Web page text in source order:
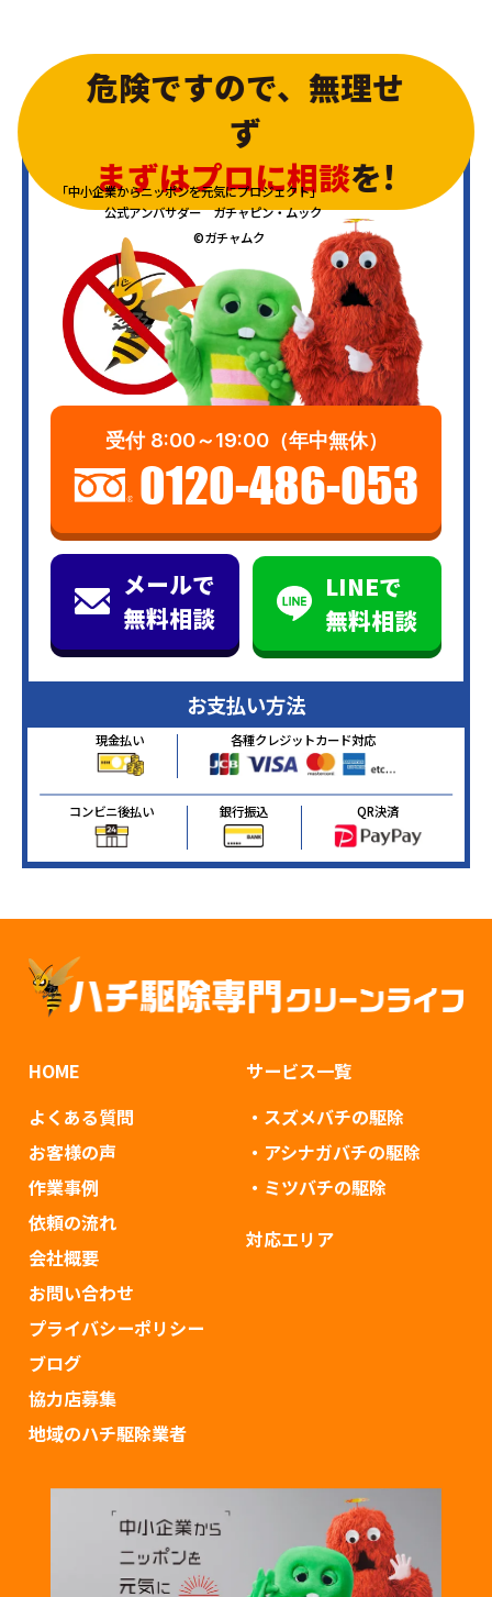
危険ですので、無理せ
ず
まずはプロに相談を!
「中小企業からニッポンを元気にプロジェクト」
公式アンバサダー ガチャピン・ムック
©ガチャムク
0120-486-053
受付8:00～19:00（年中無休）
メールで
無料相談
LINEで
無料相談
お支払い方法
現金払い 各種クレジットカード対応
コンビニ後払い 銀行振込 QR決済
HOME
よくある質問
お客様の声
作業事例
依頼の流れ
会社概要
お問い合わせ
プライバシーポリシー
ブログ
協力店募集
地域のハチ駆除業者
サービス一覧
・スズメバチの駆除
・アシナガバチの駆除
・ミツバチの駆除
対応エリア